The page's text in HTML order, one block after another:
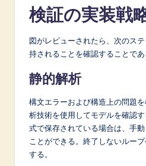
検証の実装戦
図がレビューされたら、次のス
持されることを確認することであ
静的解析
構文エラーおよび構造上の問題
析技術を使用してモデルを確認
式で保存されている場合は、手
ことができる。終了しないルー
する。